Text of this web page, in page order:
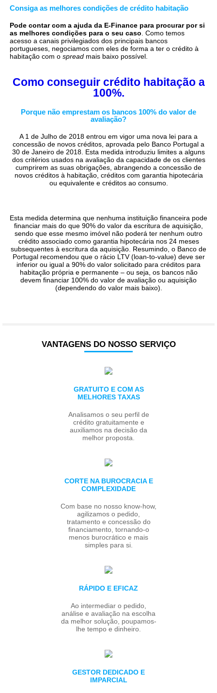
Consiga as melhores condições de crédito habitação
Pode contar com a ajuda da E-Finance para procurar por si
as melhores condições para o seu caso . Como temos
acesso a canais privilegiados dos principais bancos
portugueses, negociamos com eles de forma a ter o crédito à
habitação com o spread mais baixo possível.
Como conseguir crédito habitação a
100%.
Porque não emprestam os bancos 100% do valor de
avaliação?
A 1 de Julho de 2018 entrou em vigor uma nova lei para a
concessão de novos créditos, aprovada pelo Banco Portugal a
30 de Janeiro de 2018. Esta medida introduziu limites a alguns
dos critérios usados na avaliação da capacidade de os clientes
cumprirem as suas obrigações, abrangendo a concessão de
novos créditos à habitação, créditos com garantia hipotecária
ou equivalente e créditos ao consumo.
Esta medida determina que nenhuma instituição financeira pode
financiar mais do que 90% do valor da escritura de aquisição,
sendo que esse mesmo imóvel não poderá ter nenhum outro
crédito associado como garantia hipotecária nos 24 meses
subsequentes à escritura da aquisição. Resumindo, o Banco de
Portugal recomendou que o rácio LTV (loan-to-value) deve ser
inferior ou igual a 90% do valor solicitado para créditos para
habitação própria e permanente – ou seja, os bancos não
devem financiar 100% do valor de avaliação ou aquisição
(dependendo do valor mais baixo).
VANTAGENS DONOSSO SERVIÇO
GRATUITO E COM AS
MELHORES TAXAS
Analisamos o seu perfil de
crédito gratuitamente e
auxiliamos na decisão da
melhor proposta.
CORTE NA BUROCRACIA E
COMPLEXIDADE
Com base no nosso know-how,
agilizamos o pedido,
tratamento e concessão do
financiamento, tornando-o
menos burocrático e mais
simples para si.
RÁPIDO E EFICAZ
Ao intermediar o pedido,
análise e avaliação na escolha
da melhor solução, poupamos-
lhe tempo e dinheiro.
GESTOR DEDICADO E
IMPARCIAL